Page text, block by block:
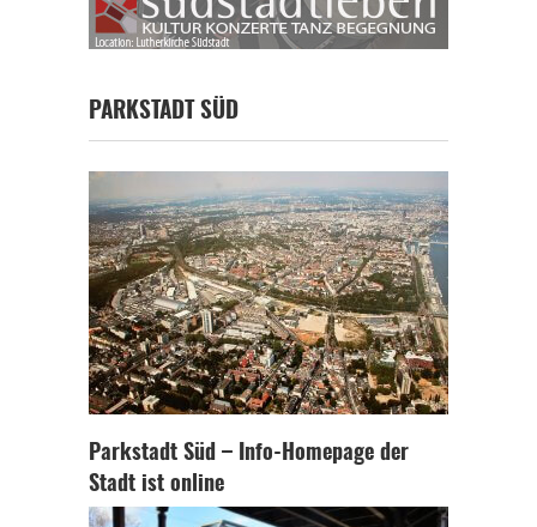
PARKSTADT SÜD
Parkstadt Süd – Info-Homepage der
Stadt ist online